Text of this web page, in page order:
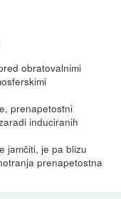
obratovalnimi
prenapetostni
induciranih
jamčiti, je pa blizu
prenapetostna